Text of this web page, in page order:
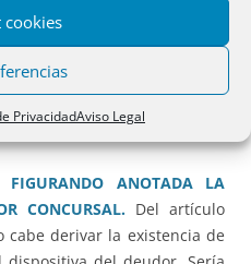
cookies
PrivacidadAviso Legal
de la representación
la finca por algunos de los
9.b),
ANOTADA LA
CONCURSAL. Del artículo
cabe derivar la existencia de